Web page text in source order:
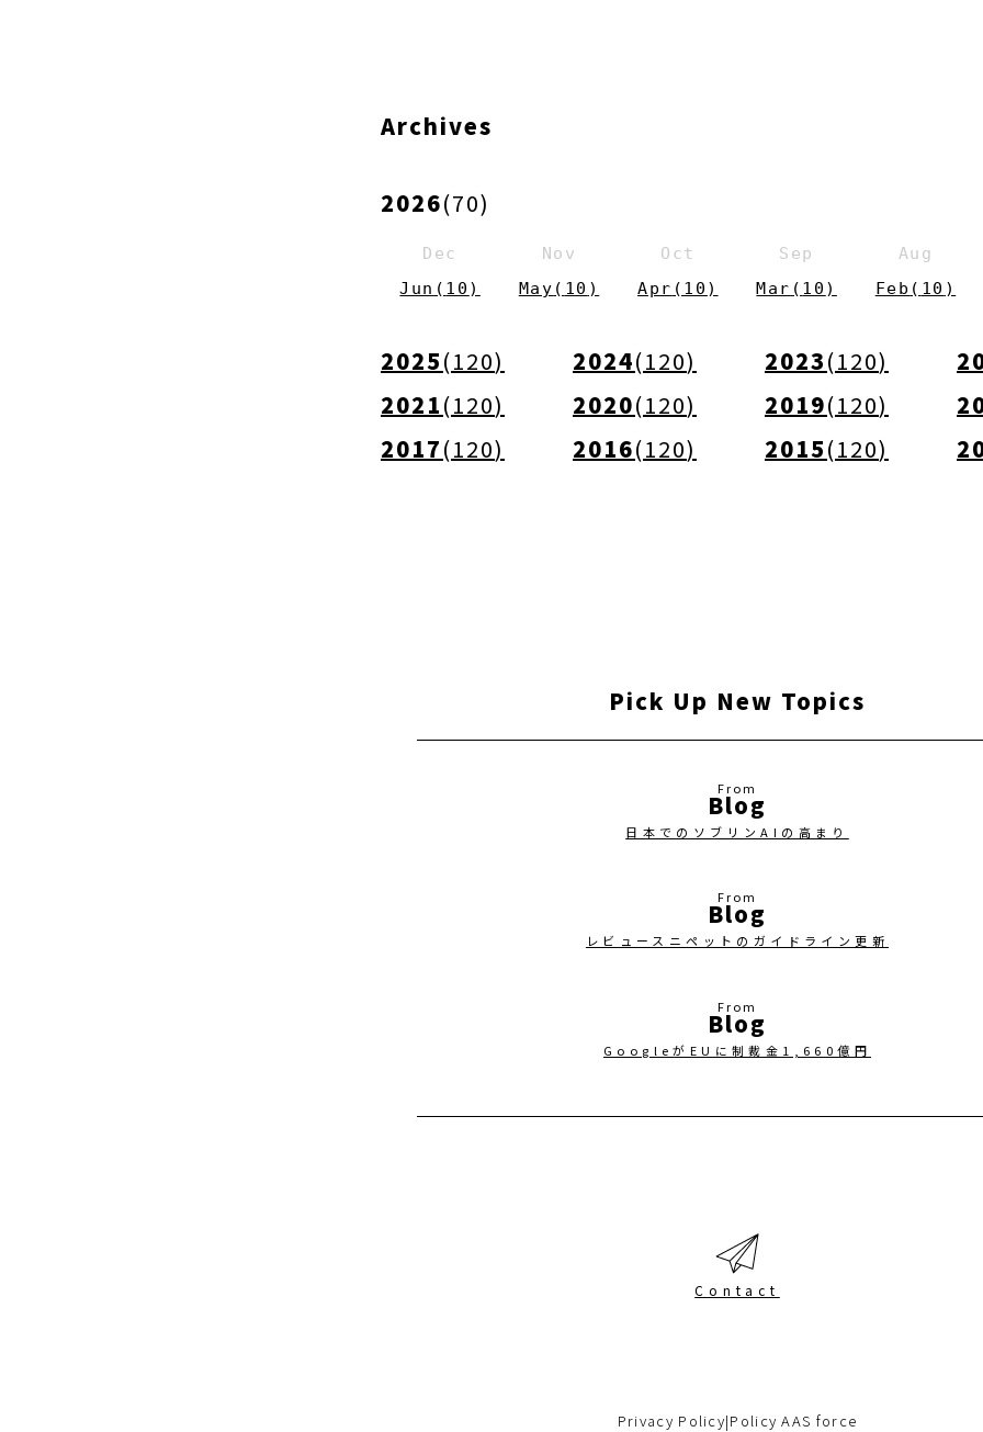
Archives
2026(70)
Dec Nov Oct Sep Aug
Jun ( 10 ) May ( 10 ) Apr ( 10 ) Mar ( 10 ) Feb ( 10 )
2025(120) 2024(120) 2023(120)
2021(120) 2020(120) 2019(120)
2017(120) 2016(120) 2015(120)
Pick Up New Topics
Blog
日本でのソブリンAIの高まり
Blog
レビュースニペットのガイドライン更新
Blog
GoogleがEUに制裁金1,660億円
Contact
Privacy Policy|Policy AAS force